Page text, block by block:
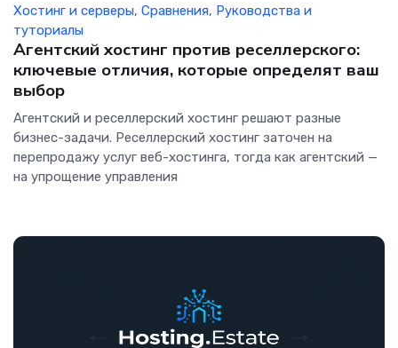
Хостинг и серверы, Сравнения, Руководства и
туториалы
Агентский хостинг против реселлерского:
ключевые отличия, которые определят ваш
выбор
Агентский и реселлерский хостинг решают разные
бизнес-задачи. Реселлерский хостинг заточен на
перепродажу услуг веб-хостинга, тогда как агентский —
на упрощение управления